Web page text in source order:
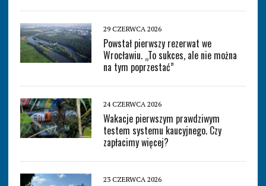
29 CZERWCA 2026
Powstał pierwszy rezerwat we
Wrocławiu. „To sukces, ale nie można
na tym poprzestać”
24 CZERWCA 2026
Wakacje pierwszym prawdziwym
testem systemu kaucyjnego. Czy
zapłacimy więcej?
23 CZERWCA 2026